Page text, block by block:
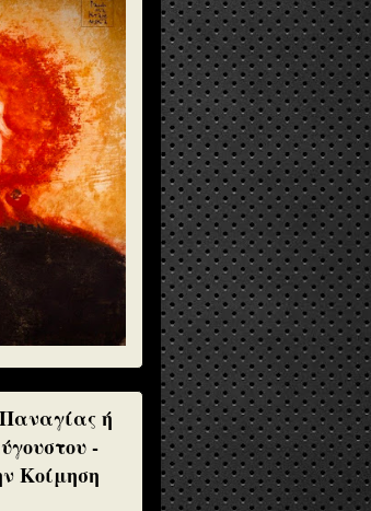
ή
-
Κοίμηση